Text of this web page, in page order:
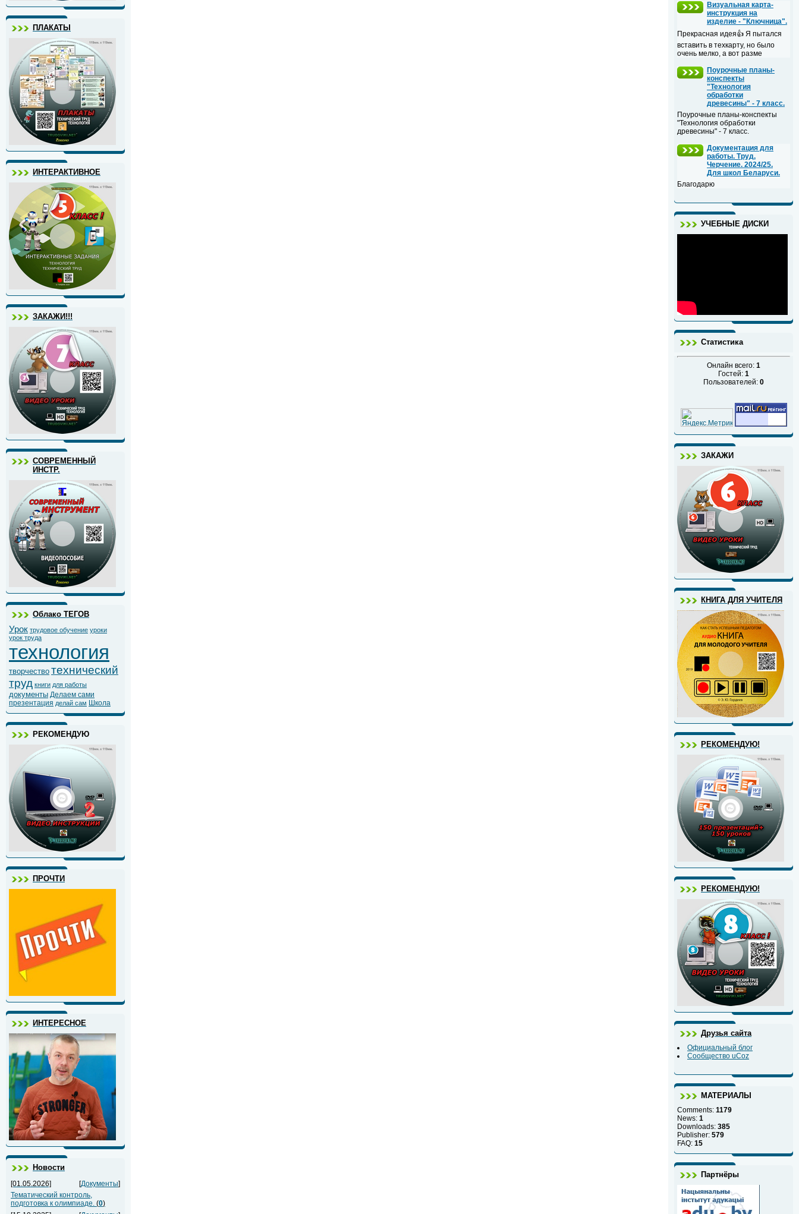
ПЛАКАТЫ
ИНТЕРАКТИВНОЕ
ЗАКАЖИ!!!
СОВРЕМЕННЫЙ
ИНСТР.
Облако ТЕГОВ
Урок трудовое обучение уроки
урок труда
технология
творчество технический
труд книги для работы
документы Делаем сами
презентация делай сам Школа
РЕКОМЕНДУЮ
ПРОЧТИ
ИНТЕРЕСНОЕ
Новости
[01.05.2026] [Документы]
Тематический контроль,
подготовка к олимпиаде. (0)
Визуальная карта-
инструкция на
изделие - "Ключница".
Прекрасная идея👍 Я пытался
вставить в техкарту, но было
очень мелко, а вот разме
Поурочные планы-
конспекты
"Технология
обработки
древесины" - 7 класс.
Поурочные планы-конспекты
"Технология обработки
древесины" - 7 класс.
Документация для
работы. Труд,
Черчение. 2024/25.
Для школ Беларуси.
Благодарю
УЧЕБНЫЕ ДИСКИ
Статистика
Онлайн всего: 1
Гостей: 1
Пользователей: 0
ЗАКАЖИ
КНИГА ДЛЯ УЧИТЕЛЯ
РЕКОМЕНДУЮ!
РЕКОМЕНДУЮ!
Друзья сайта
Официальный блог
Сообщество uCoz
МАТЕРИАЛЫ
Comments: 1179
News: 1
Downloads: 385
Publisher: 579
FAQ: 15
Партнёры